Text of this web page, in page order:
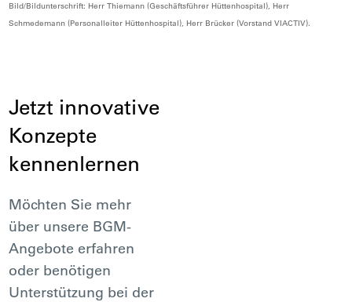
Bild/Bildunterschrift: Herr Thiemann (Geschäftsführer Hüttenhospital), Herr
Schmedemann (Personalleiter Hüttenhospital), Herr Brücker (Vorstand VIACTIV).
Jetzt innovative
Konzepte
kennenlernen
Möchten Sie mehr
über unsere BGM-
Angebote erfahren
oder benötigen
Unterstützung bei der